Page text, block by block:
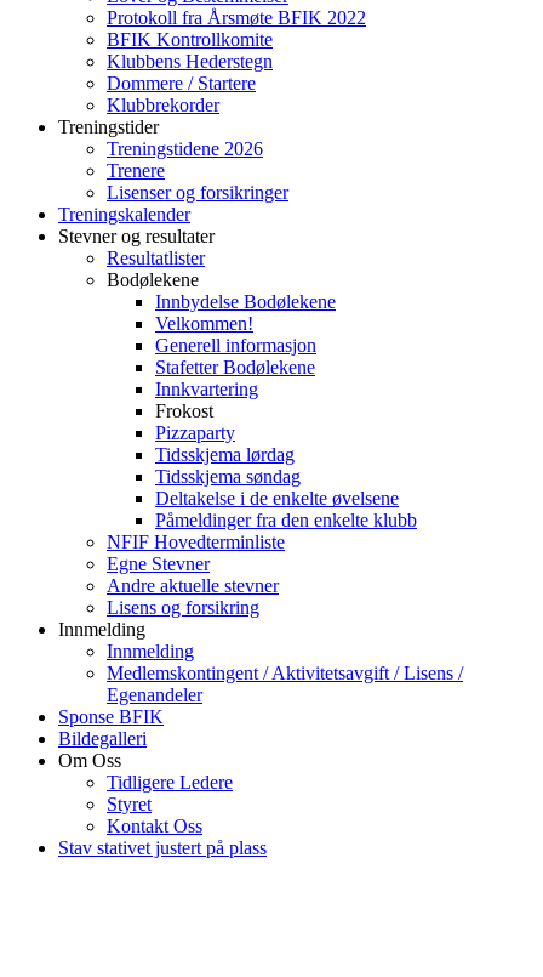
Protokoll fra Årsmøte BFIK 2022
BFIK Kontrollkomite
Klubbens Hederstegn
Dommere / Startere
Klubbrekorder
Treningstider
Treningstidene 2026
Trenere
Lisenser og forsikringer
Treningskalender
Stevner og resultater
Resultatlister
Bodølekene
Innbydelse Bodølekene
Velkommen!
Generell informasjon
Stafetter Bodølekene
Innkvartering
Frokost
Pizzaparty
Tidsskjema lørdag
Tidsskjema søndag
Deltakelse i de enkelte øvelsene
Påmeldinger fra den enkelte klubb
NFIF Hovedterminliste
Egne Stevner
Andre aktuelle stevner
Lisens og forsikring
Innmelding
Innmelding
Medlemskontingent / Aktivitetsavgift / Lisens /
Egenandeler
Sponse BFIK
Bildegalleri
Om Oss
Tidligere Ledere
Styret
Kontakt Oss
Stav stativet justert på plass